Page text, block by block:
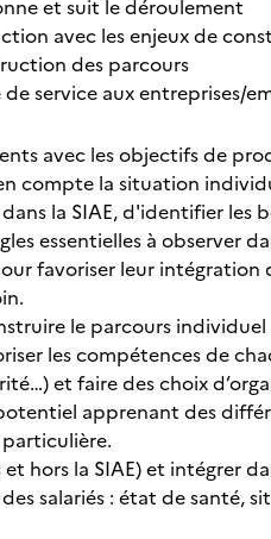
et suit le déroulement
avec les enjeux de
des parcours
service aux entreprises/
avec les objectifs de
compte la situation
la SIAE, d'identifier
essentielles à observer
favoriser leur
le parcours
les compétences de
et faire des choix
apprenant des
hors la SIAE) et intégrer
salariés : état de